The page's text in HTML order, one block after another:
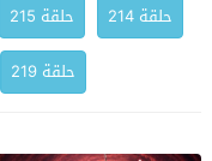
حلقة 214
حلقة 215
حلقة 219